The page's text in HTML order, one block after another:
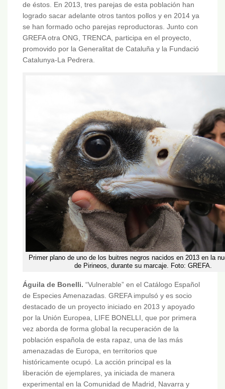
de éstos. En 2013, tres parejas de esta población han
logrado sacar adelante otros tantos pollos y en 2014 ya
se han formado ocho parejas reproductoras. Junto con
GREFA otra ONG, TRENCA, participa en el proyecto,
promovido por la Generalitat de Cataluña y la Fundació
Catalunya-La Pedrera.
Primer plano de uno de los buitres negros nacidos en 2013 en la
de Pirineos, durante su marcaje. Foto: GREFA.
Águila de Bonelli. “Vulnerable” en el Catálogo Español
de Especies Amenazadas. GREFA impulsó y es socio
destacado de un proyecto iniciado en 2013 y apoyado
por la Unión Europea, LIFE BONELLI, que por primera
vez aborda de forma global la recuperación de la
población española de esta rapaz, una de las más
amenazadas de Europa, en territorios que
históricamente ocupó. La acción principal es la
liberación de ejemplares, ya iniciada de manera
experimental en la Comunidad de Madrid, Navarra y